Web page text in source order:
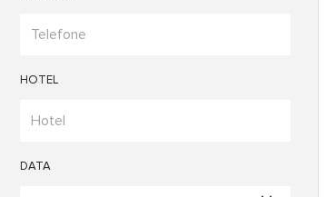
HOTEL
DATA